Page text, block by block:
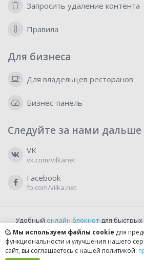
Запросить удаление контента
Правила
Для бизнеса
Для владельцев ресторанов
Бизнес-панель
Следуйте за нами дальше
VK
vk.com/vilkanet
Facebook
fb.com/vilka.net
Удобный онлайн блокнотдля
бесплатно и доступно прямо
Мы используем файлы cookie для
функциональности и улучшения нашего
сайт, вы соглашаетесь с нашей политикой: